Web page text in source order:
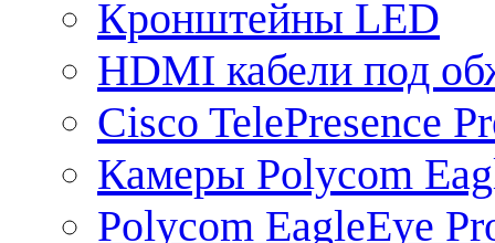
Кронштейны LED
HDMI кабели под
Cisco TelePresence
Камеры Polycom
Polycom EagleEye